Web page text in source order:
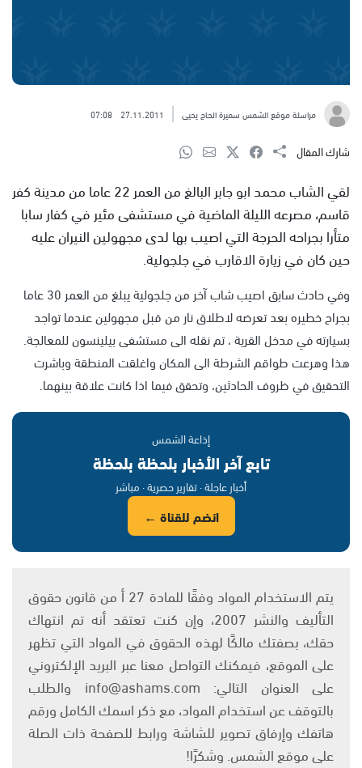
مراسلة موقع الشمس سميرة الحاج يحيى 27.11.2011
07:08
شارك المقال
لقي الشاب محمد ابو جابر البالغ من العمر 22 عاما من مدينة كفر
قاسم، مصرعه الليلة الماضية في مستشفى مئير في كفار سابا
متأرا بجراحه الحرجة التي اصيب بها لدى مجهولين النيران عليه
حين كان في زيارة الاقارب في جلجولية.
وفي حادث سابق اصيب شاب آخر من جلجولية يبلغ من العمر 30 عاما
بجراح خطيره بعد تعرضه لاطلاق نار من قبل مجهولين عندما تواجد
بسيارته في مدخل القرية ، تم نقله الى مستشفى بيلينسون للمعالجة.
هذا وهرعت طواقم الشرطة الى المكان واغلقت المنطقة وباشرت
التحقيق في ظروف الحادثين، وتحقق فيما اذا كانت علاقة بينهما.
إذاعة الشمس
تابع آخر الأخبار بلحظة بلحظة
أخبار عاجلة · تقارير حصرية · مباشر
انضم للقناة ←
يتم الاستخدام المواد وفقًا للمادة 27 أ من قانون حقوق
التأليف والنشر 2007، وإن كنت تعتقد أنه تم انتهاك
حقك، بصفتك مالكًا لهذه الحقوق في المواد التي تظهر
على الموقع، فيمكنك التواصل معنا عبر البريد الإلكتروني
على العنوان التالي: info@ashams.com والطلب
بالتوقف عن استخدام المواد، مع ذكر اسمك الكامل ورقم
هاتفك وإرفاق تصوير للشاشة ورابط للصفحة ذات الصلة
على موقع الشمس. وشكرًا!